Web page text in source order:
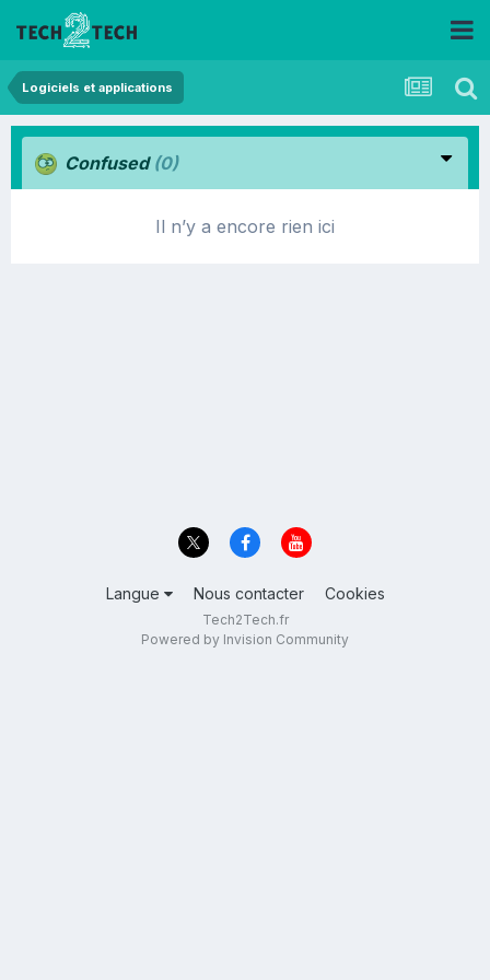
Logiciels et applications
Confused (0)
Il n’y a encore rien ici
Langue Nous contacter Cookies
Tech2Tech.fr
Powered by Invision Community